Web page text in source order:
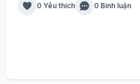
0 Yêu thích 0 Bình luận